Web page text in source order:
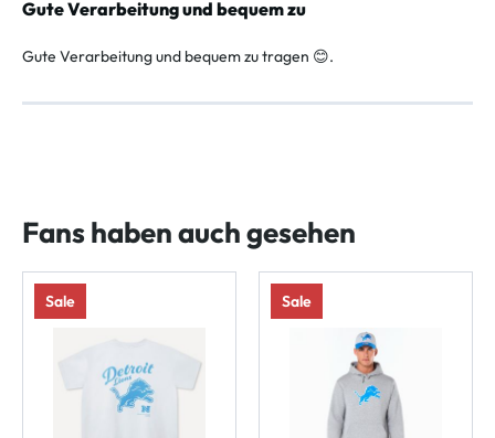
Gute Verarbeitung und bequem zu
Gute Verarbeitung und bequem zu tragen 😊.
Fans haben auch gesehen
Sale Sale